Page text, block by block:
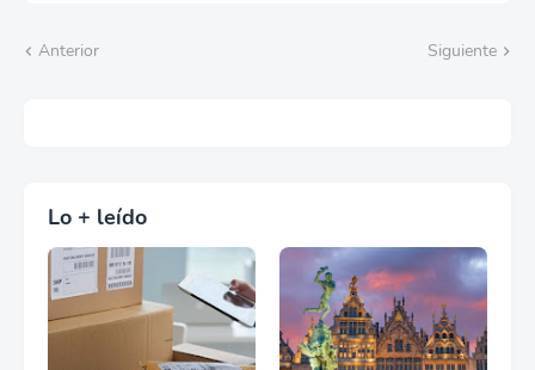
Anterior Siguiente
Lo + leído